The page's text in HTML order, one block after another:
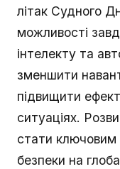
літак Судного
можливості
інтелекту та
зменшити
підвищити
ситуаціях.
стати ключовим
безпеки на